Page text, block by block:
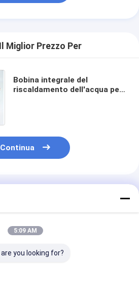
Miglior Prezzo Per
Bobina integrale del
riscaldamento dell'acqua per
Continua
5:09 AM
you looking for?